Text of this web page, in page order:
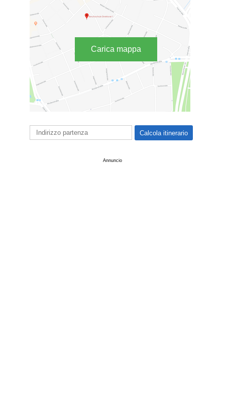
Carica mappa
Annuncio